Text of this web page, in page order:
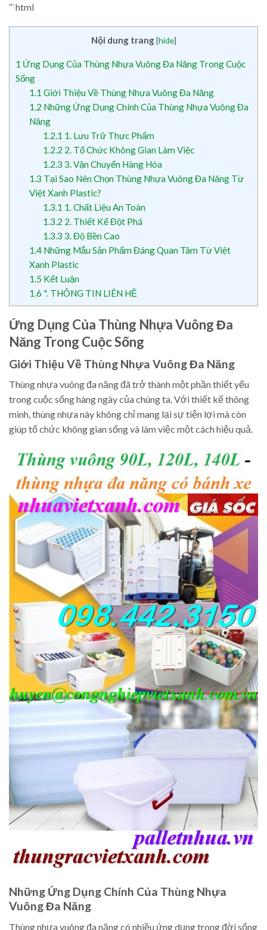
“`html
Nội dung trang [hide]
1 Ứng Dụng Của Thùng Nhựa Vuông Đa Năng Trong Cuộc
Sống
1.1 Giới Thiệu Về Thùng Nhựa Vuông Đa Năng
1.2 Những Ứng Dụng Chính Của Thùng Nhựa Vuông Đa
Năng
1.2.1 1. Lưu Trữ Thực Phẩm
1.2.2 2. Tổ Chức Không Gian Làm Việc
1.2.3 3. Vận Chuyển Hàng Hóa
1.3 Tại Sao Nên Chọn Thùng Nhựa Vuông Đa Năng Từ
Việt Xanh Plastic?
1.3.1 1. Chất Liệu An Toàn
1.3.2 2. Thiết Kế Đột Phá
1.3.3 3. Độ Bền Cao
1.4Những Mẫu Sản Phẩm Đáng Quan Tâm Từ Việt
Xanh Plastic
1.5 Kết Luận
1.6 *. THÔNG TIN LIÊN HỆ
Ứng Dụng Của Thùng Nhựa Vuông Đa
Năng Trong Cuộc Sống
Giới Thiệu Về Thùng Nhựa Vuông Đa Năng
Thùng nhựa vuông đa năng đã trở thành một phần thiết yếu
trong cuộc sống hàng ngày của chúng ta. Với thiết kế thông
minh, thùng nhựa này không chỉ mang lại sự tiện lợi mà còn
giúp tổ chức không gian sống và làm việc một cách hiệu quả.
Những Ứng Dụng Chính Của Thùng Nhựa
Vuông Đa Năng
Thùng nhựa vuông đa năng có nhiều ứng dụng trong đời sống